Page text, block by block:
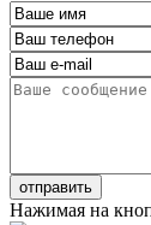
Нажимая на